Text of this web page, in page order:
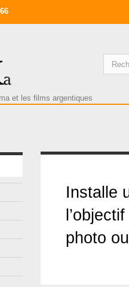
Installe
photo